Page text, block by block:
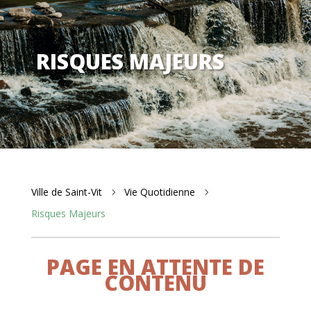
RISQUES MAJEURS
Ville de Saint-Vit 5 Vie Quotidienne 5
Risques Majeurs
PAGE EN ATTENTE DE
CONTENU